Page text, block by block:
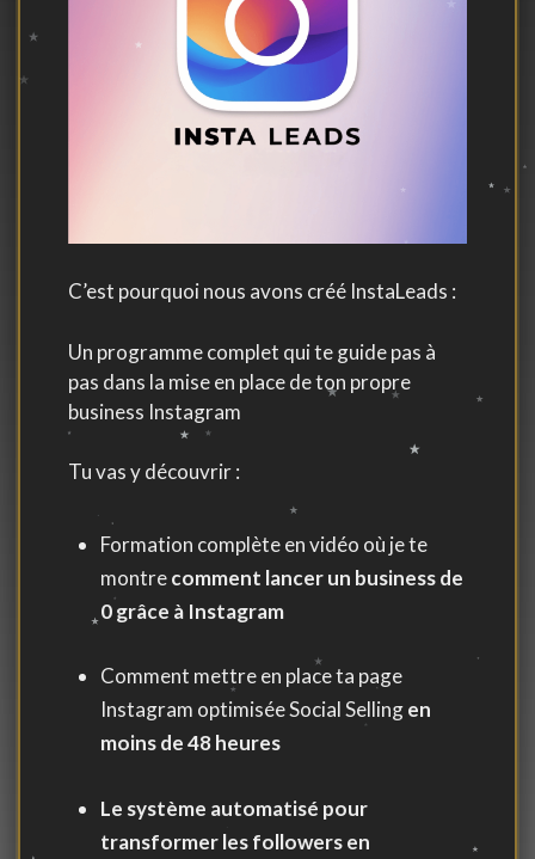
C’est pourquoi nous avons créé InstaLeads :
Un programme complet qui te guide pas à
pas dans la mise en place de ton propre
business Instagram
Tu vas y découvrir :
Formation complète en vidéo où je te
montrecomment lancer un business de
0 grâce à Instagram
Comment mettre en place ta page
Instagram optimisée Social Sellingen
moins de 48 heures
Le système automatisé pour
transformer les followers en